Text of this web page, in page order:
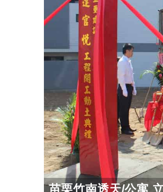
苗栗竹南透天/公寓